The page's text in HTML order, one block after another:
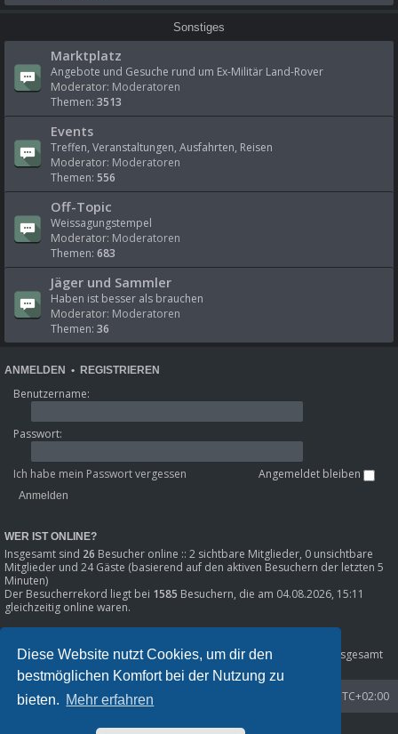
Diese Website nutzt Cookies, um dir den
bestmöglichen Komfort bei der Nutzung zu
bieten. Mehr erfahren
Sonstiges
Marktplatz
Angebote und Gesuche rund um Ex-Militär Land-Rover
Moderator: Moderatoren
Themen: 3513
Events
Treffen, Veranstaltungen, Ausfahrten, Reisen
Moderator: Moderatoren
Themen: 556
Off-Topic
Weissagungstempel
Moderator: Moderatoren
Themen: 683
Jäger und Sammler
Haben ist besser als brauchen
Moderator: Moderatoren
Themen: 36
ANMELDEN • REGISTRIEREN
Benutzername:
Passwort:
Ich habe mein Passwort vergessen Angemeldet bleiben
WER IST ONLINE?
Insgesamt sind 26 Besucher online :: 2 sichtbare Mitglieder, 0 unsichtbare
Mitglieder und 24 Gäste (basierend auf den aktiven Besuchern der letzten 5
Minuten)
Der Besucherrekord liegt bei 1585 Besuchern, die am 04.08.2026, 15:11
gleichzeitig online waren.
Beiträge insgesamt80301• Themen insgesamt8633• Mitglieder insgesamt
1216
• Unser neuestes Mitglied: Phil_SE
Startseite
Foren-Übersicht UTC+02:00
Powered byphpBB® Forum Software © phpBB Limited